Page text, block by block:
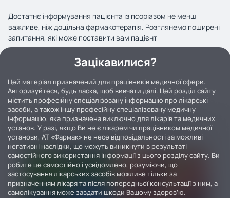
Достатнє інформування пацієнта із псоріазом не менш
важливе, ніж доцільна фармакотерапія. Розглянемо поширені
запитання, які може поставити вам пацієнт
Зацікавилися?
Цей матеріал призначений для працівників медичної сфери.
Авторизуйтеся, будь ласка, щоб вивчати далі. Цей розділ сайту
містить професійну спеціалізовану інформацію про лікарські
засоби, а також іншу професійну спеціалізовану медичну
інформацію, яка призначена виключно для лікарів та медичних
установ. У разі, якщо Ви не є лікарем чи працівником медичної
установи, АТ «Фармак» не несе відповідальності за можливі
негативні наслідки, що можуть виникнути в результаті
самостійного використання інформації з цього розділу сайту. Ви
робите це самостійно і усвідомлено, розуміючи, що
застосування лікарських засобів можливе тільки за
призначенням лікаря та після попередньої консультації з ним, а
самолікування може завдати шкоди Вашому здоров’ю.